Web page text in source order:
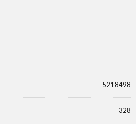
5218498
328